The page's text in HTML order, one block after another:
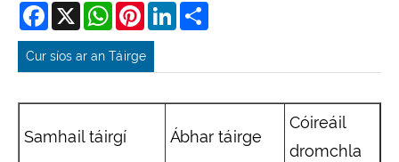
Facebook
X WhatsAppPinterestLinkedIn
Cur síos ar an Táirge
Samhail táirgí Ábhar táirge
Cóireáil
dromchla